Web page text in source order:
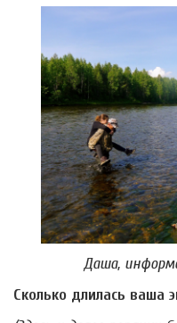
Даша,
Сколько длилась ваша